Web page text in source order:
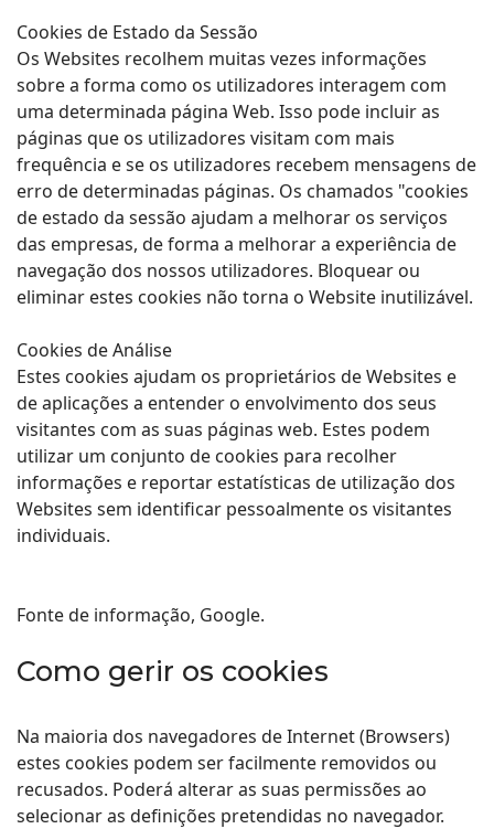
Cookies de Estado da Sessão
Os Websites recolhem muitas vezes informações
sobre a forma como os utilizadores interagem com
uma determinada página Web. Isso pode incluir as
páginas que os utilizadores visitam com mais
frequência e se os utilizadores recebem mensagens de
erro de determinadas páginas. Os chamados "cookies
de estado da sessão ajudam a melhorar os serviços
das empresas, de forma a melhorar a experiência de
navegação dos nossos utilizadores. Bloquear ou
eliminar estes cookies não torna o Website inutilizável.
Cookies de Análise
Estes cookies ajudam os proprietários de Websites e
de aplicações a entender o envolvimento dos seus
visitantes com as suas páginas web. Estes podem
utilizar um conjunto de cookies para recolher
informações e reportar estatísticas de utilização dos
Websites sem identificar pessoalmente os visitantes
individuais.
Fonte de informação, Google.
Como gerir os cookies
Na maioria dos navegadores de Internet (Browsers)
estes cookies podem ser facilmente removidos ou
recusados. Poderá alterar as suas permissões ao
selecionar as definições pretendidas no navegador.